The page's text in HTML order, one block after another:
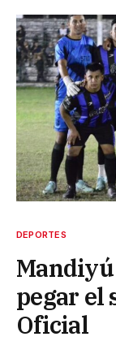
DEPORTES
pegar el
Oficial